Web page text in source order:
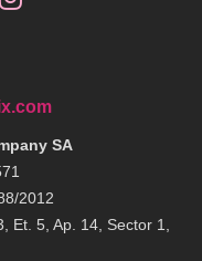
SA
2012
Et. 5, Ap. 14, Sector 1,